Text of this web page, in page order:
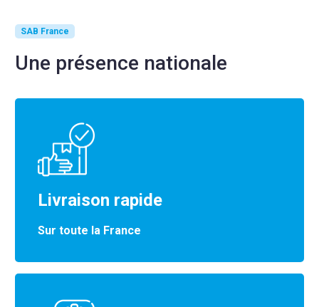
SAB France
Une présence nationale
Livraison rapide
Sur toute la France